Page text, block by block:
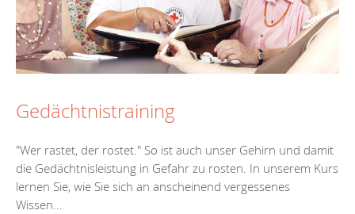
Gedächtnistraining
"Wer rastet, der rostet." So ist auch unser Gehirn und damit
die Gedächtnisleistung in Gefahr zu rosten. In unserem Kurs
lernen Sie, wie Sie sich an anscheinend vergessenes
Wissen...